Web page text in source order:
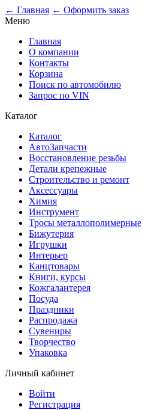
← Главная ← Оформить заказ
Меню
Главная
О компании
Контакты
Корзина
Поиск по автомобилю
Запрос по VIN
Каталог
Каталог
АвтоЗапчасти
Восстановление резьбы
Детали крепежные
Строительство и ремонт
Аксессуары
Химия
Инструмент
Тросы металлополимерные
Бижутерия
Игрушки
Интерьер
Канцтовары
Книги, курсы
Кожгалантерея
Посуда
Праздники
Распродажа
Сувениры
Творчество
Упаковка
Личный кабинет
Войти
Регистрация